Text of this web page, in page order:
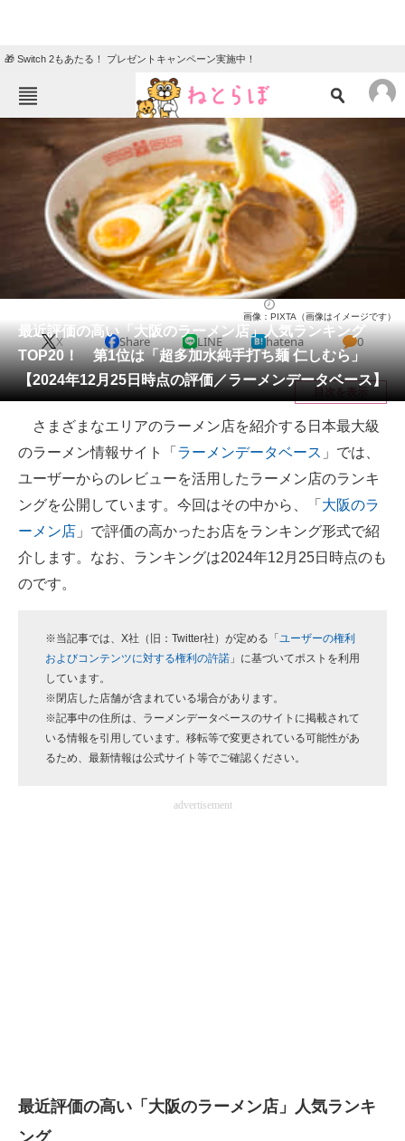
🎁 Switch 2もあたる！ プレゼントキャンペーン実施中！
ねとらぼメニュー
TOP ニュース
エンタメ クイズ
地域
教育・育児
リサーチ
会員記事
メディア
注目記事を集めた総合ページ
ITの今と未来を見通す
スマホと通信の最新トレンド
進化するPCとデバイスの未来
好きが集まる 比べて選べる
AI活用のいまが分かる
企業ITのトレンドを詳説
経営リーダーのコミュニティ
マーケ×ITの今がよく分かる
建設×テクノロジーの最前線
最近評価の高い「大阪のラーメン店」人気ランキング
TOP20！ 第1位は「超多加水純手打ち麺 仁しむら」
【2024年12月25日時点の評価／ラーメンデータベース】
画像：PIXTA（画像はイメージです）
X Share LINE hatena 0
目次を表示
さまざまなエリアのラーメン店を紹介する日本最大級
のラーメン情報サイト「 ラーメンデータベース 」では、
ユーザーからのレビューを活用したラーメン店のランキ
ングを公開しています。今回はその中から、「 大阪のラ
ーメン店 」で評価の高かったお店をランキング形式で紹
介します。なお、ランキングは2024年12月25日時点のも
のです。
※当記事では、X社（旧：Twitter社）が定める「 ユーザーの権利
およびコンテンツに対する権利の許諾 」に基づいてポストを利用
しています。
※閉店した店舗が含まれている場合があります。
※記事中の住所は、ラーメンデータベースのサイトに掲載されて
いる情報を引用しています。移転等で変更されている可能性があ
るため、最新情報は公式サイト等でご確認ください。
advertisement
最近評価の高い「大阪のラーメン店」人気ランキ